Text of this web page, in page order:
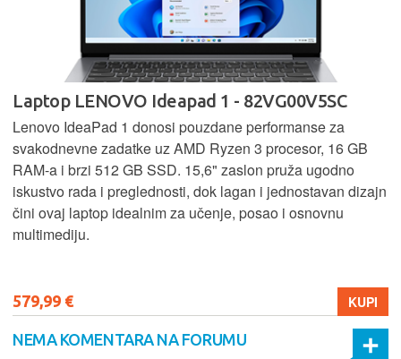
Laptop LENOVO Ideapad 1 - 82VG00V5SC
Lenovo IdeaPad 1 donosi pouzdane performanse za
svakodnevne zadatke uz AMD Ryzen 3 procesor, 16 GB
RAM-a i brzi 512 GB SSD. 15,6" zaslon pruža ugodno
iskustvo rada i preglednosti, dok lagan i jednostavan dizajn
čini ovaj laptop idealnim za učenje, posao i osnovnu
multimediju.
579,99 € KUPI
NEMA KOMENTARA NA FORUMU